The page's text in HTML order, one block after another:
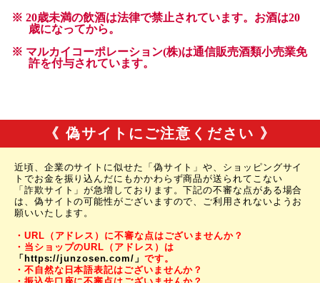
《 偽サイトにご注意ください 》
近頃、企業のサイトに似せた「偽サイト」や、ショッピングサイ
トでお金を振り込んだにもかかわらず商品が送られてこない
「詐欺サイト」が急増しております。下記の不審な点がある場合
は、偽サイトの可能性がございますので、ご利用されないようお
願いいたします。
・URL（アドレス）に不審な点はございませんか？
・当ショップのURL（アドレス）は
「https://junzosen.com/」 です。
・不自然な日本語表記はございませんか？